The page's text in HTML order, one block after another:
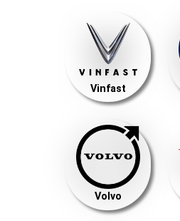
Vinfast
Volvo